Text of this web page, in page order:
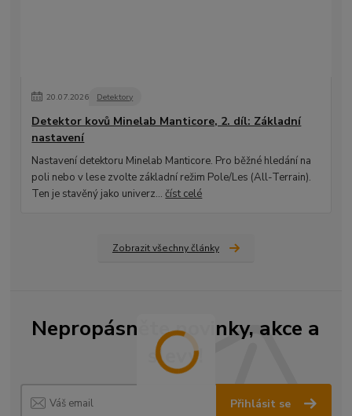
20.07.2026 Detektory
Detektor kovů Minelab Manticore, 2. díl: Základní
nastavení
Nastavení detektoru Minelab Manticore. Pro běžné hledání na
poli nebo v lese zvolte základní režim Pole/Les (All-Terrain).
Ten je stavěný jako univerz...číst celé
Zobrazit všechny články
Nepropásněte novinky, akce a
slevy!
Přihlásit se